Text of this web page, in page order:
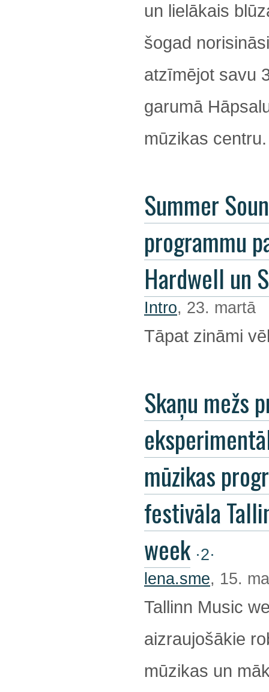
un lielākais
šogad
atzīmējot savu
garumā
mūzikas centru.
Summer
programmu
Hardwell un
Intro, 23. martā
Tāpat zināmi
Skaņu mežs
mūzikas
festivāla
week ·2·
lena.sme, 15.
Tallinn Music
aizraujošākie
mūzikas un